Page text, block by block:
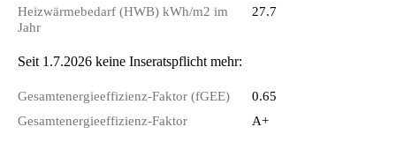
Heizwärmebedarf (HWB) kWh/m2 im
Jahr
27.7
Seit 1.7.2026 keine Inseratspflicht mehr:
Gesamtenergieeffizienz-Faktor (fGEE)
0.65
Gesamtenergieeffizienz-Faktor
A+